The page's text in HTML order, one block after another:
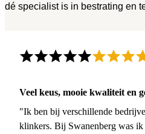
dé specialist is in bestrating en
Veel keus, mooie kwaliteit en
"Ik ben bij verschillende
klinkers. Bij Swanenberg was ik